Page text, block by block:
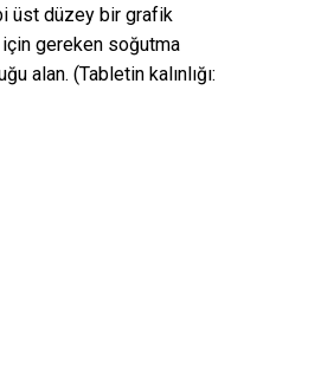
üst düzey bir grafik
gereken soğutma
alan. (Tabletin kalınlığı: